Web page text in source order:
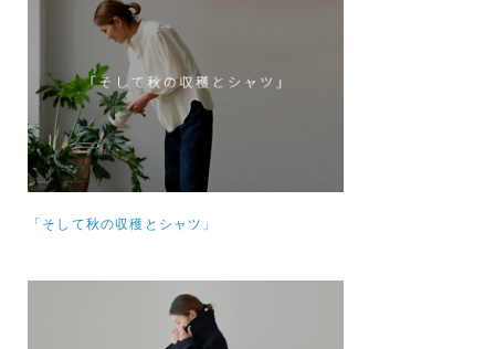
「そして秋の収穫とシャツ」